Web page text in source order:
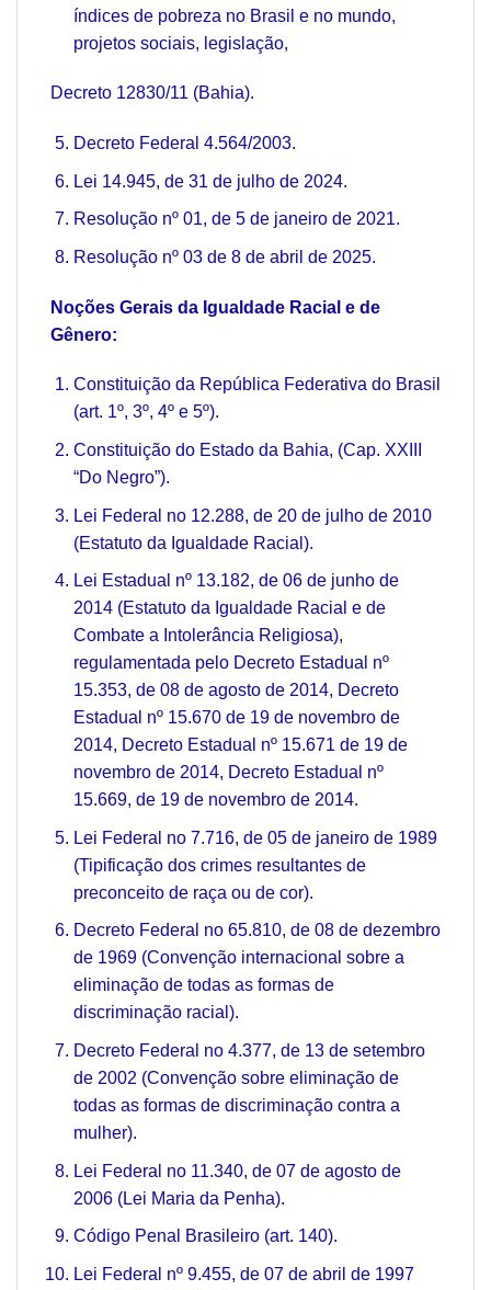
índices de pobreza no Brasil e no mundo,
projetos sociais, legislação,
Decreto 12830/11 (Bahia).
Decreto Federal 4.564/2003.
Lei 14.945, de 31 de julho de 2024.
Resolução nº 01, de 5 de janeiro de 2021.
Resolução nº 03 de 8 de abril de 2025.
Noções Gerais da Igualdade Racial e de
Gênero:
Constituição da República Federativa do Brasil
(art. 1º, 3º, 4º e 5º).
Constituição do Estado da Bahia, (Cap. XXIII
“Do Negro”).
Lei Federal no 12.288, de 20 de julho de 2010
(Estatuto da Igualdade Racial).
Lei Estadual nº 13.182, de 06 de junho de
2014 (Estatuto da Igualdade Racial e de
Combate a Intolerância Religiosa),
regulamentada pelo Decreto Estadual nº
15.353, de 08 de agosto de 2014, Decreto
Estadual nº 15.670 de 19 de novembro de
2014, Decreto Estadual nº 15.671 de 19 de
novembro de 2014, Decreto Estadual nº
15.669, de 19 de novembro de 2014.
Lei Federal no 7.716, de 05 de janeiro de 1989
(Tipificação dos crimes resultantes de
preconceito de raça ou de cor).
Decreto Federal no 65.810, de 08 de dezembro
de 1969 (Convenção internacional sobre a
eliminação de todas as formas de
discriminação racial).
Decreto Federal no 4.377, de 13 de setembro
de 2002 (Convenção sobre eliminação de
todas as formas de discriminação contra a
mulher).
Lei Federal no 11.340, de 07 de agosto de
2006 (Lei Maria da Penha).
Código Penal Brasileiro (art. 140).
Lei Federal nº 9.455, de 07 de abril de 1997